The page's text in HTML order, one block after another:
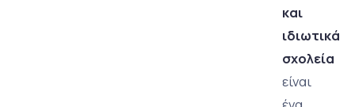
και
ιδιωτικά
σχολεία
είναι